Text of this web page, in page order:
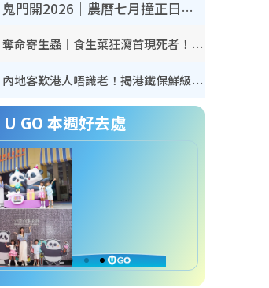
鬼門開2026｜農曆七月撞正日全食特別邪？專家警告切忌做一事！揭4大禁忌+2招保平安
奪命寄生蟲｜食生菜狂瀉首現死者！疫潮惡化錄1.8萬宗病例 揭洗菜3大謬誤
內地客歎港人唔識老！揭港鐵保鮮級冷氣 港人求放過：咪投訴
U GO 本週好去處